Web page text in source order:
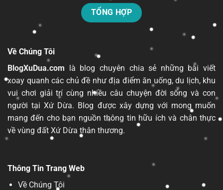
TỔNG HỢP
Về Chúng Tôi
BlogXuDua.com là blog chuyên chia sẻ những bài viết
xoay quanh các chủ đề như địa điểm ăn uống, du lịch, khu
vui chơi giải trí cùng nhiều câu chuyện đời sống và con
người tại Xứ Dừa. Blog được xây dựng với mong muốn
mang đến cho bạn nguồn thông tin hữu ích và chân thực
về vùng đất Xứ Dừa thân thương.
Thông Tin Trang Web
Về Chúng Tôi